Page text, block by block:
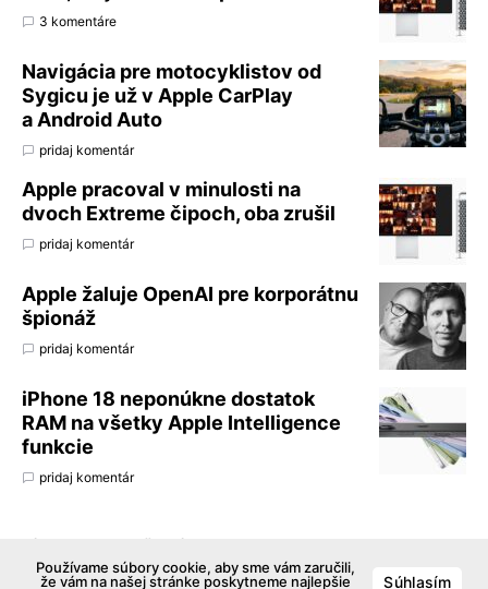
3 komentáre
Navigácia pre motocyklistov od
Sygicu je už v Apple CarPlay
a Android Auto
pridaj komentár
Apple pracoval v minulosti na
dvoch Extreme čipoch, oba zrušil
pridaj komentár
Apple žaluje OpenAI pre korporátnu
špionáž
pridaj komentár
iPhone 18 neponúkne dostatok
RAM na všetky Apple Intelligence
funkcie
pridaj komentár
Používame súbory cookie, aby sme vám zaručili,
že vám na našej stránke poskytneme najlepšie
Súhlasím